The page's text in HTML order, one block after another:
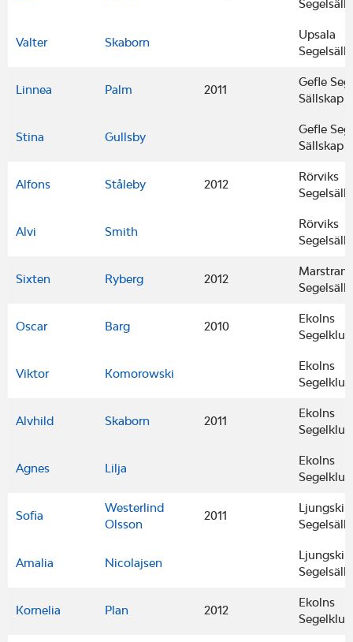
Valter Skaborn
Upsala
Linnea Palm 2011
Gefle
Sällskap
Stina Gullsby
Gefle
Sällskap
Alfons Ståleby 2012
Rörviks
Alvi Smith
Rörviks
Sixten Ryberg 2012
Oscar Barg 2010
Ekolns
Viktor Komorowski
Ekolns
Alvhild Skaborn 2011
Ekolns
Agnes Lilja
Ekolns
Sofia
Westerlind
Olsson
2011
Ljungskile
Amalia Nicolajsen
Ljungskile
Kornelia Plan 2012
Ekolns